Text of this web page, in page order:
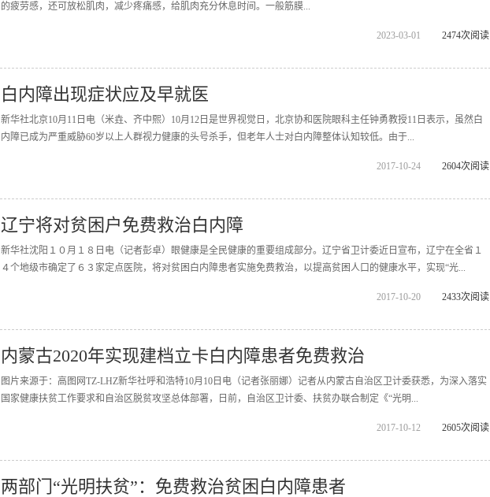
的疲劳感，还可放松肌肉，减少疼痛感，给肌肉充分休息时间。一般筋膜...
2023-03-01 2474次阅读
白内障出现症状应及早就医
新华社北京10月11日电（米垚、齐中熙）10月12日是世界视觉日，北京协和医院眼科主任钟勇教授11日表示，虽然白
内障已成为严重威胁60岁以上人群视力健康的头号杀手，但老年人士对白内障整体认知较低。由于...
2017-10-24 2604次阅读
辽宁将对贫困户免费救治白内障
新华社沈阳１０月１８日电（记者彭卓）眼健康是全民健康的重要组成部分。辽宁省卫计委近日宣布，辽宁在全省１
４个地级市确定了６３家定点医院，将对贫困白内障患者实施免费救治，以提高贫困人口的健康水平，实现“光...
2017-10-20 2433次阅读
内蒙古2020年实现建档立卡白内障患者免费救治
图片来源于：高图网TZ-LHZ新华社呼和浩特10月10日电（记者张丽娜）记者从内蒙古自治区卫计委获悉，为深入落实
国家健康扶贫工作要求和自治区脱贫攻坚总体部署，日前，自治区卫计委、扶贫办联合制定《“光明...
2017-10-12 2605次阅读
两部门“光明扶贫”：免费救治贫困白内障患者